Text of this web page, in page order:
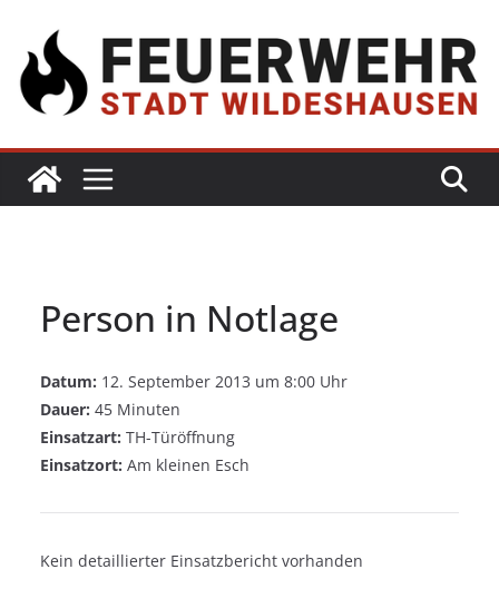
Person in Notlage
Datum: 12. September 2013 um 8:00 Uhr
Dauer: 45 Minuten
Einsatzart: TH-Türöffnung
Einsatzort: Am kleinen Esch
Kein detaillierter Einsatzbericht vorhanden